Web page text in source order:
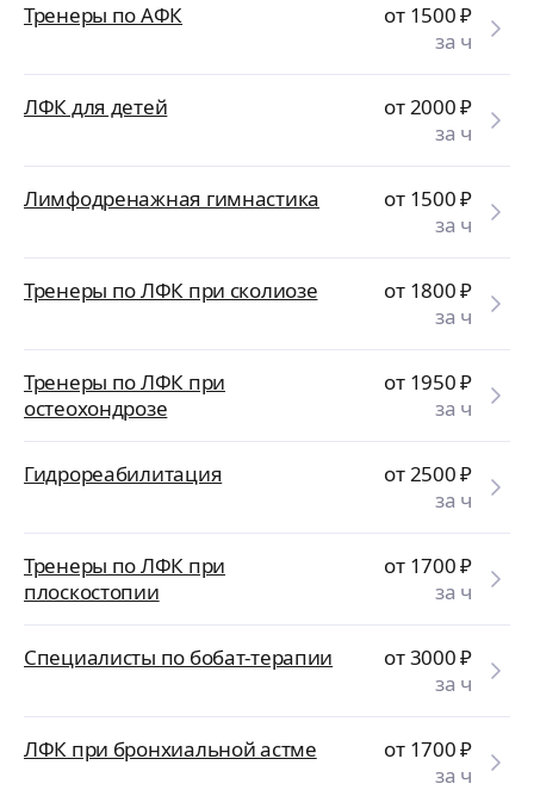
Тренеры по АФК от 1500₽
за ч
ЛФК для детей от 2000₽
за ч
Лимфодренажная гимнастика от 1500₽
за ч
Тренеры по ЛФК при сколиозе от 1800₽
за ч
Тренеры по ЛФК при
остеохондрозе
от 1950₽
за ч
Гидрореабилитация от 2500₽
за ч
Тренеры по ЛФК при
плоскостопии
от 1700₽
за ч
Специалисты по бобат-терапии от 3000₽
за ч
ЛФК при бронхиальной астме от 1700₽
за ч